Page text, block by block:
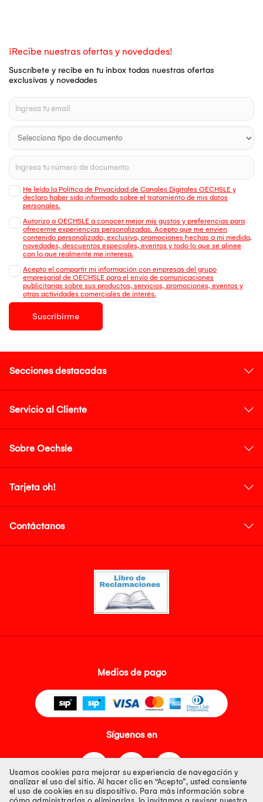
¡Recibe nuestras ofertas y novedades!
Suscríbete y recibe en tu inbox todas nuestras ofertas
exclusivas y novedades
He leído la Política de Privacidad de Canales Digitales OECHSLE y
declaro haber sido informado sobre el tratamiento de mis datos
personales.
Autorizo a OECHSLE a conocer mejor mis gustos y preferencias para
ofrecerme experiencias personalizadas. Acepto que me envien
contenido personalizado, exclusivo, promociones hechas a mi medida,
novedades, descuentos especiales, eventos y todo lo que se alinee
con lo que realmente me interesa.
Acepto el compartir mi información con empresas del grupo
empresarial de OECHSLE para el envío de comunicaciones
publicitarias sobre sus productos, servicios, promociones, eventos y
otras actividades comerciales de interés.
Suscribirme
Secciones destacadas
Servicio al Cliente
Sobre Oechsle
Tarjeta oh!
Contáctanos
Medios de pago
Síguenos en
Usamos cookies para mejorar su experiencia de navegación y
analizar el uso del sitio. Al hacer clic en “Acepto”, usted consiente
el uso de cookies en su dispositivo. Para más información sobre